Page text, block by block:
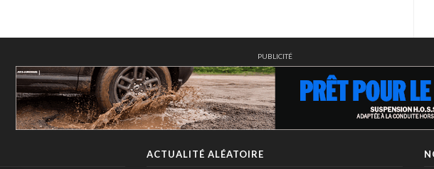
PUBLICITÉ
ACTUALITÉ ALÉATOIRE